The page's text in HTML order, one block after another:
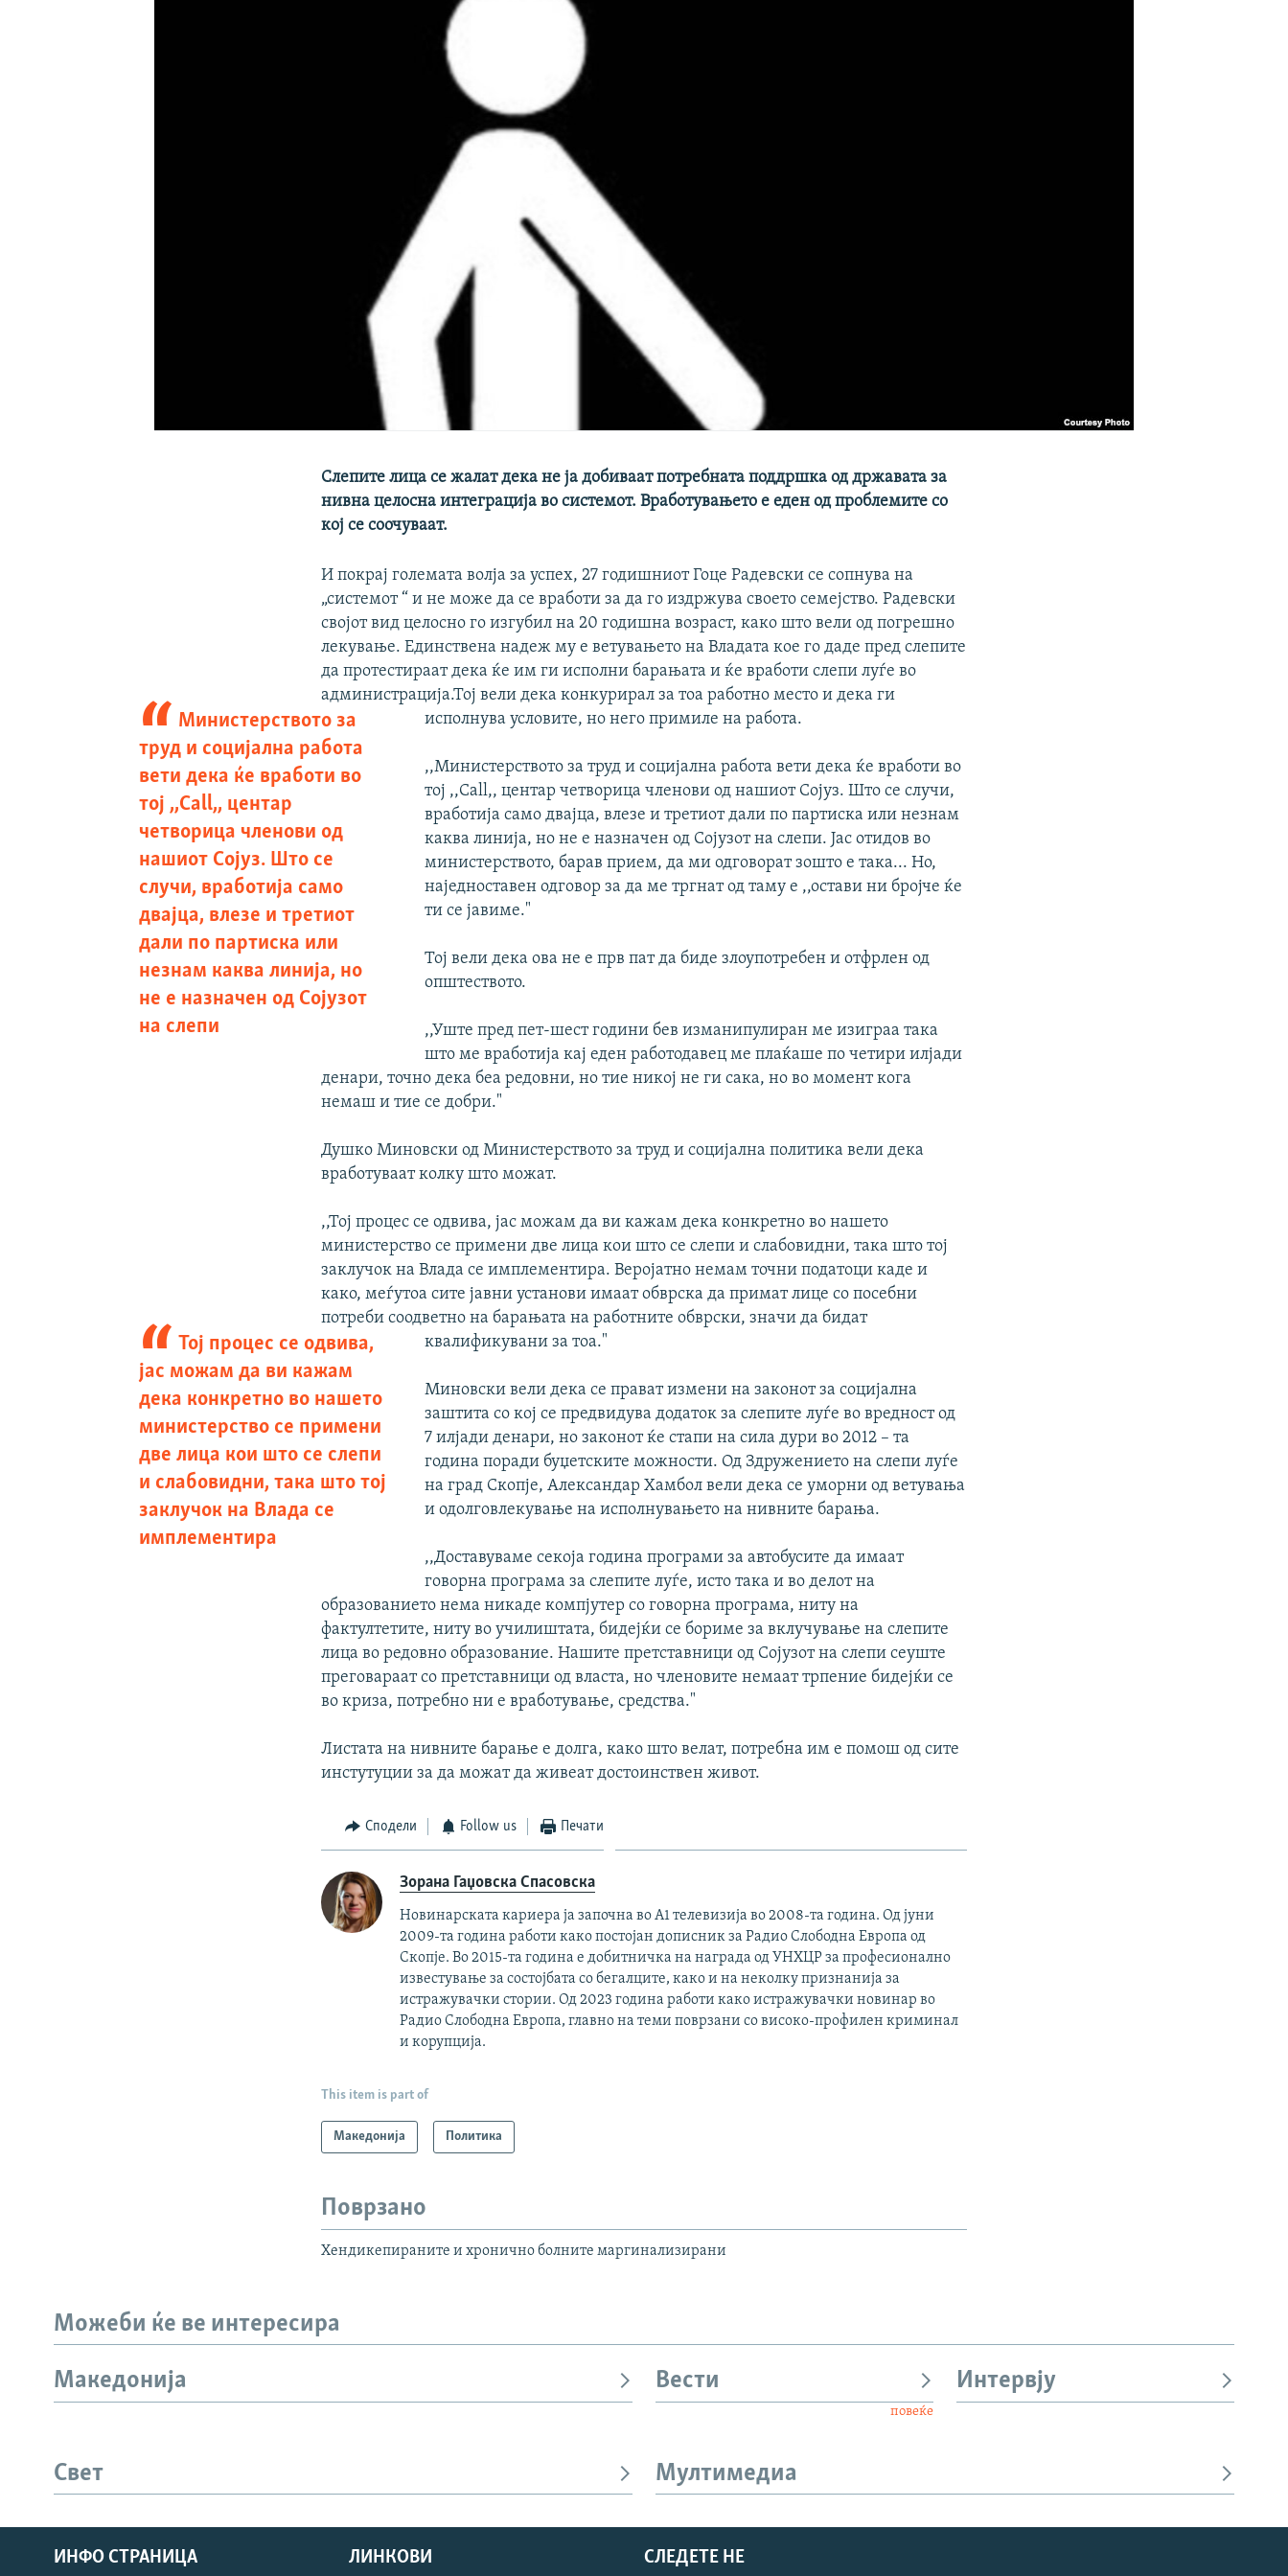
Слепите лица се жалат дека не ја добиваат потребната поддршка од државата за
нивна целосна интеграција во системот. Вработувањето е еден од проблемите со
кој се соочуваат.
И покрај големата волја за успех, 27 годишниот Гоце Радевски се сопнува на
„системот “ и не може да се вработи за да го издржува своето семејство. Радевски
својот вид целосно го изгубил на 20 годишна возраст, како што вели од погрешно
лекување. Единствена надеж му е ветувањето на Владата кое го даде пред слепите
да протестираат дека ќе им ги исполни барањата и ќе вработи слепи луѓе во
администрација.Тој вели дека конкурирал за тоа работно место и дека ги
исполнува условите, но него примиле на работа.
Министерството за
труд и социјална работа
вети дека ќе вработи во
тој ,,Call,, центар
четворица членови од
нашиот Сојуз. Што се
случи, вработија само
двајца, влезе и третиот
дали по партиска или
незнам каква линија, но
не е назначен од Сојузот
на слепи
,,Министерството за труд и социјална работа вети дека ќе вработи во
тој ,,Call,, центар четворица членови од нашиот Сојуз. Што се случи,
вработија само двајца, влезе и третиот дали по партиска или незнам
каква линија, но не е назначен од Сојузот на слепи. Јас отидов во
министерството, барав прием, да ми одговорат зошто е така... Но,
наједноставен одговор за да ме тргнат од таму е ,,остави ни бројче ќе
ти се јавиме."
Тој вели дека ова не е прв пат да биде злоупотребен и отфрлен од
општеството.
,,Уште пред пет-шест години бев изманипулиран ме изиграа така
што ме вработија кај еден работодавец ме плаќаше по четири илјади
денари, точно дека беа редовни, но тие никој не ги сака, но во момент кога
немаш и тие се добри."
Душко Миновски од Министерството за труд и социјална политика вели дека
вработуваат колку што можат.
,,Тој процес се одвива, јас можам да ви кажам дека конкретно во нашето
министерство се примени две лица кои што се слепи и слабовидни, така што тој
заклучок на Влада се имплементира. Веројатно немам точни податоци каде и
како, меѓутоа сите јавни установи имаат обврска да примат лице со посебни
потреби соодветно на барањата на работните обврски, значи да бидат
квалификувани за тоа."
Тој процес се одвива,
јас можам да ви кажам
дека конкретно во нашето
министерство се примени
две лица кои што се слепи
и слабовидни, така што тој
заклучок на Влада се
имплементира
Миновски вели дека се прават измени на законот за социјална
заштита со кој се предвидува додаток за слепите луѓе во вредност од
7 илјади денари, но законот ќе стапи на сила дури во 2012 – та
година поради буџетските можности. Од Здружението на слепи луѓе
на град Скопје, Александар Хамбол вели дека се уморни од ветувања
и одолговлекување на исполнувањето на нивните барања.
,,Доставуваме секоја година програми за автобусите да имаат
говорна програма за слепите луѓе, исто така и во делот на
образованието нема никаде компјутер со говорна програма, ниту на
фактултетите, ниту во училиштата, бидејќи се бориме за вклучување на слепите
лица во редовно образование. Нашите претставници од Сојузот на слепи сеуште
преговараат со претставници од власта, но членовите немаат трпение бидејќи се
во криза, потребно ни е вработување, средства."
Листата на нивните барање е долга, како што велат, потребна им е помош од сите
инстутуции за да можат да живеат достоинствен живот.
Сподели Follow us Печати
Зорана Гаџовска Спасовска
Новинарската кариера ја започна во А1 телевизија во 2008-та година. Од јуни
2009-та година работи како постојан дописник за Радио Слободна Европа од
Скопје. Во 2015-та година е добитничка на награда од УНХЦР за професионално
известување за состојбата со бегалците, како и на неколку признанија за
истражувачки стории. Од 2023 година работи како истражувачки новинар во
Радио Слободна Европа, главно на теми поврзани со високо-профилен криминал
и корупција.
This item is part of
Македонија Политика
Поврзано
Хендикепираните и хронично болните маргинализирани
Можеби ќе ве интересира
Македонија Вести
повеќе
Интервју
Свет Мултимедиа
СЛЕДЕТЕ НЕ
ИНФО СТРАНИЦА ЛИНКОВИ